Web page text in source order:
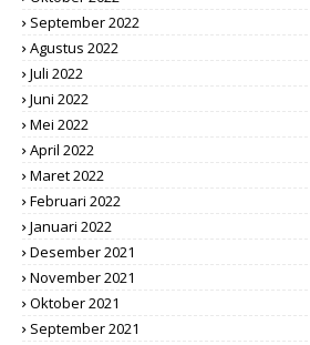
September 2022
Agustus 2022
Juli 2022
Juni 2022
Mei 2022
April 2022
Maret 2022
Februari 2022
Januari 2022
Desember 2021
November 2021
Oktober 2021
September 2021